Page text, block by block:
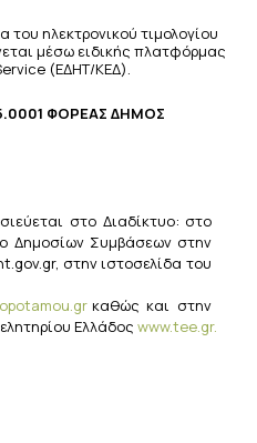
ηλεκτρονικού τιμολογίου
μέσω ειδικής πλατφόρμας
(ΕΔΗΤ/ΚΕΔ).
ΦΟΡΕΑΣ ΔΗΜΟΣ
στο Διαδίκτυο: στο
Δημοσίων Συμβάσεων στην
στην ιστοσελίδα του
.gr καθώς και στην
Ελλάδος www.tee.gr.